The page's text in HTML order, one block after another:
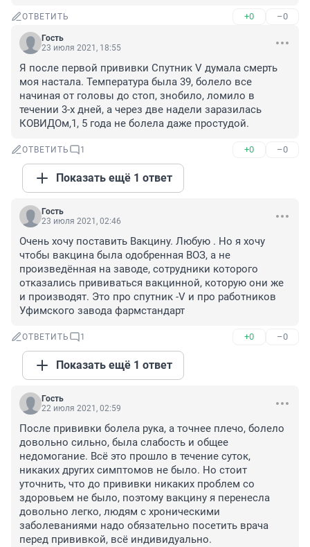
ОТВЕТИТЬ +0 –0
Гость
23 июля 2021, 18:55
Я после первой прививки Спутник V думала смерть
моя настала. Температура была 39, болело все
начиная от головы до стоп, знобило, ломило в
течении 3-х дней, а через две надели заразилась
КОВИДОм,1, 5 года не болела даже простудой.
ОТВЕТИТЬ 1 +0 –0
Показать ещё 1 ответ
Гость
23 июля 2021, 02:46
Очень хочу поставить Вакцину. Любую . Но я хочу
чтобы вакцина была одобренная ВОЗ, а не
произведённая на заводе, сотрудники которого
отказались прививаться вакцинной, которую они же
и производят. Это про спутник -V и про работников
Уфимского завода фармстандарт
ОТВЕТИТЬ 1 +0 –0
Показать ещё 1 ответ
Гость
22 июля 2021, 02:59
После прививки болела рука, а точнее плечо, болело
довольно сильно, была слабость и общее
недомогание. Всё это прошло в течение суток,
никаких других симптомов не было. Но стоит
уточнить, что до прививки никаких проблем со
здоровьем не было, поэтому вакцину я перенесла
довольно легко, людям с хроническими
заболеваниями надо обязательно посетить врача
перед прививкой, всё индивидуально.